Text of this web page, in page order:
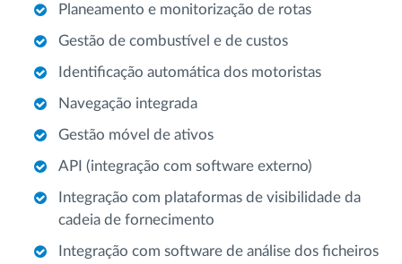
Planeamento e monitorização de rotas
Gestão de combustível e de custos
Identificação automática dos motoristas
Navegação integrada
Gestão móvel de ativos
API (integração com software externo)
Integração com plataformas de visibilidade da
cadeia de fornecimento
Integração com software de análise dos ficheiros